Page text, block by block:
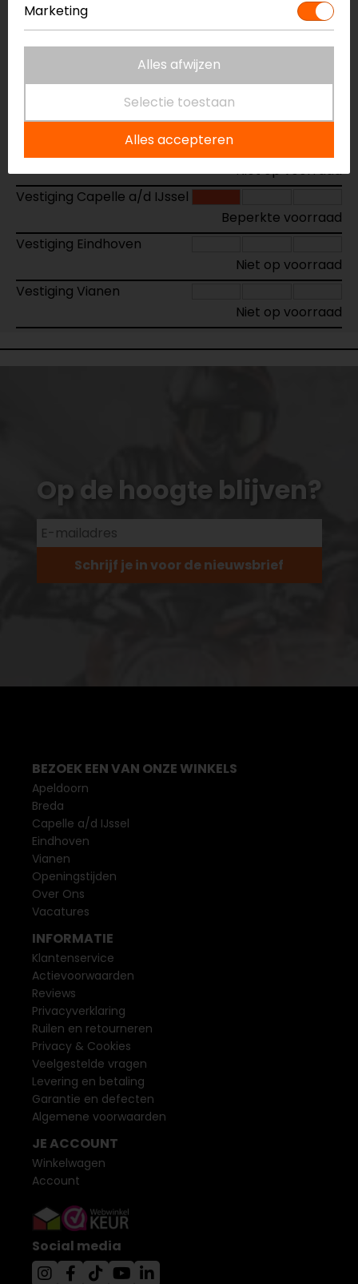
Kleur:Zwart
Vestiging Apeldoorn
Niet op voorraad
Niet op voorraad
Vestiging Capelle a/d IJssel
Beperkte voorraad
Vestiging Eindhoven
Niet op voorraad
Vestiging Vianen
Niet op voorraad
Op de hoogte blijven?
Schrijf je in voor de nieuwsbrief
Marketing
Alles afwijzen
Selectie toestaan
Alles accepteren
BEZOEK EEN VAN ONZE WINKELS
Apeldoorn
Breda
Capelle a/d IJssel
Eindhoven
Vianen
Openingstijden
Over Ons
Vacatures
INFORMATIE
Klantenservice
Actievoorwaarden
Reviews
Privacyverklaring
Ruilen en retourneren
Privacy & Cookies
Veelgestelde vragen
Levering en betaling
Garantie en defecten
Algemene voorwaarden
JE ACCOUNT
Winkelwagen
Account
Social media